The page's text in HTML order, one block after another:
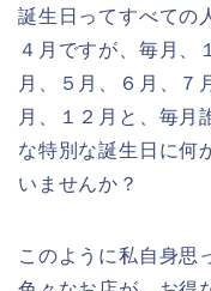
誕生日ってすべての
４月ですが、毎月、
月、５月、６月、７
月、１２月と、毎月
な特別な誕生日に何
いませんか？
このように私自身思